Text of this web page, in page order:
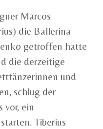
Marcos
die Ballerina
getroffen hatte
die derzeitige
und -
schlug der
vor, ein
Tiberius